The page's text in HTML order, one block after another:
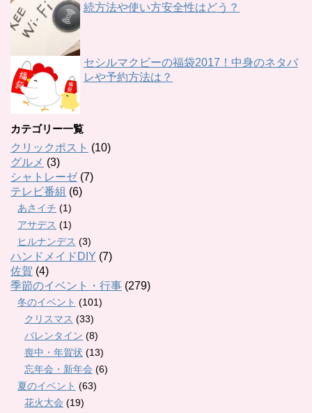
続方法や使い方安全性はどう？
セシルマクビーの福袋2017！中身のネタバ
レや予約方法は？
カテゴリー一覧
クリックポスト (10)
グルメ (3)
シャトレーゼ(7)
テレビ番組 (6)
あさイチ (1)
アサデス (1)
ヒルナンデス (3)
ハンドメイドDIY (7)
佐賀 (4)
季節のイベント・行事 (279)
冬のイベント (101)
クリスマス (33)
バレンタイン (8)
喪中・年賀状 (13)
忘年会・新年会 (6)
夏のイベント (63)
花火大会 (19)